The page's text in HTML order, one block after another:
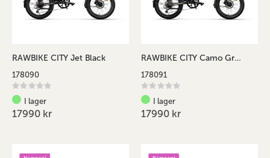
RAWBIKE CITY Jet Black
178090
Rating:
0%
I lager
17990 kr
RAWBIKE CITY Camo Green
178091
Rating:
0%
I lager
17990 kr